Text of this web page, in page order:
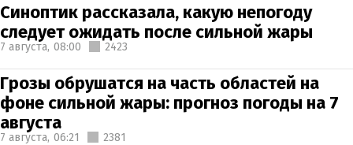
Синоптик рассказала, какую непогоду
следует ожидать после сильной жары
7 августа, 08:00 2423
Грозы обрушатся на часть областей на
фоне сильной жары: прогноз погоды на 7
августа
7 августа, 06:21 2381